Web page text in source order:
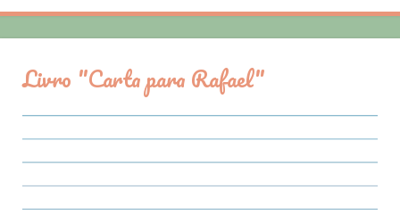
Livro "Carta para Rafael"